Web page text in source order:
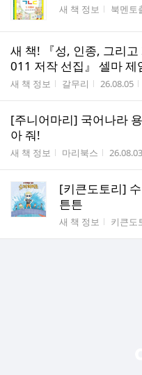
게시판명
새 책 정보 작성자
북멘토
새 책! 『성, 인종, 그리
011 저작 선집』 셀마 제
게시판명
새 책 정보 작성자
갈무리 작성시간
26.08.05
[주니어마리] 국어나라
아 줘!
게시판명
새 책 정보 작성자
마리북스 작성시간
26.08.03
[키큰도토리]
튼튼
게시판명
새 책 정보 작성자
키큰도